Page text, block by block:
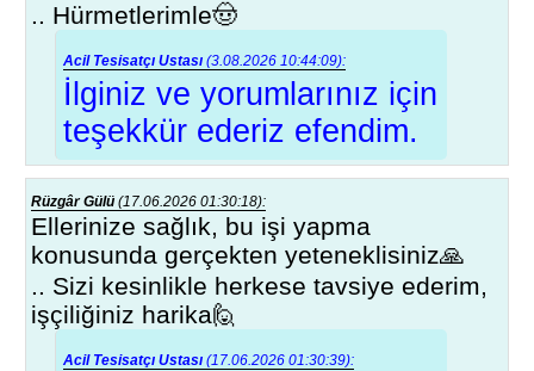
.. Hürmetlerimle🤠
Acil Tesisatçı Ustası (3.08.2026 10:44:09):
İlginiz ve yorumlarınız için
teşekkür ederiz efendim.
Rüzgâr Gülü (17.06.2026 01:30:18):
Ellerinize sağlık, bu işi yapma
konusunda gerçekten yeteneklisiniz🙏
.. Sizi kesinlikle herkese tavsiye ederim,
işçiliğiniz harika🙋
Acil Tesisatçı Ustası (17.06.2026 01:30:39):